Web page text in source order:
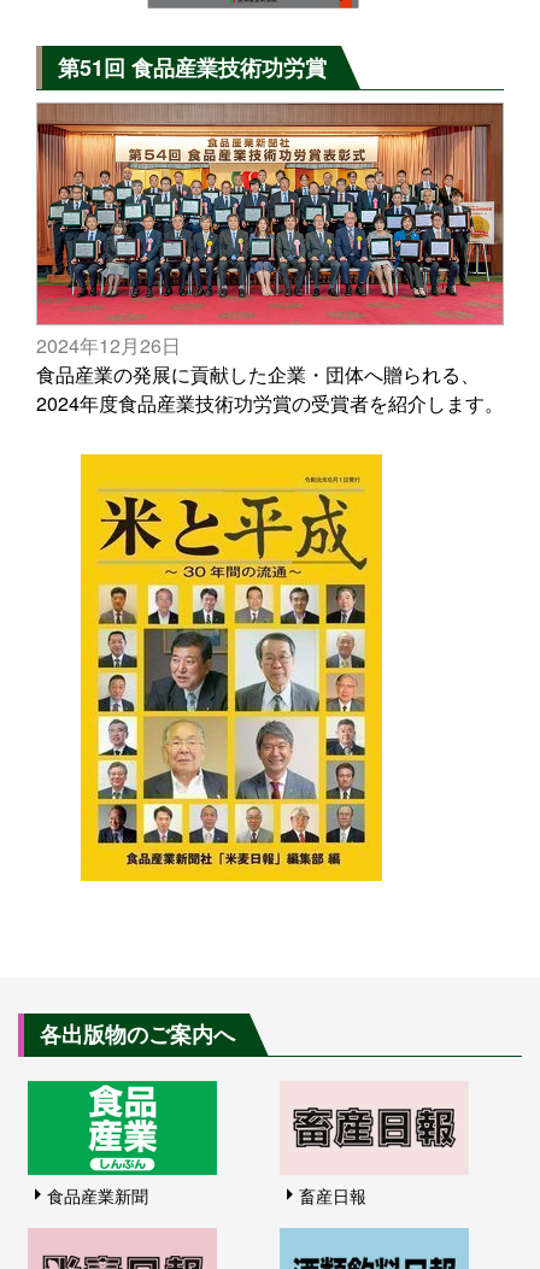
第51回 食品産業技術功労賞
2024年12月26日
食品産業の発展に貢献した企業・団体へ贈られる、
2024年度食品産業技術功労賞の受賞者を紹介します。
各出版物のご案内へ
食品産業新聞 畜産日報